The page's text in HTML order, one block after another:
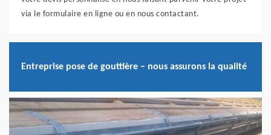
via le formulaire en ligne ou en nous contactant.
Entreprise pose de gouttière – nous assurons la qualité